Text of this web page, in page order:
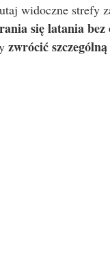
widoczne strefy
się latania bez
zwrócić